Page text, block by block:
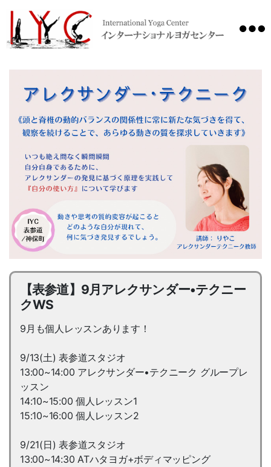
【表参道】9月アレクサンダー•テクニー
クWS
9月も個人レッスンあります！
9/13(土) 表参道スタジオ
13:00~14:00 アレクサンダー•テクニーク グループレ
ッスン
14:10~15:00 個人レッスン1
15:10~16:00 個人レッスン2
9/21(日) 表参道スタジオ
13:00~14:30 ATハタヨガ+ボディマッピング